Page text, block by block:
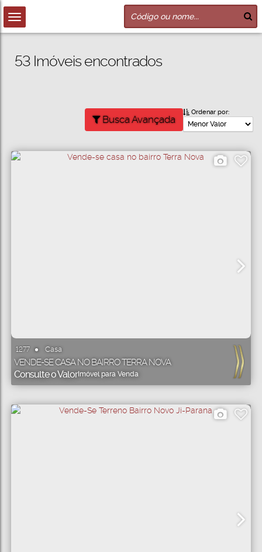
53 Imóveis encontrados
Busca Avançada
Ordenar por:
1277 Casa
Consulte o ValorImóvel para Venda
VENDE-SE CASA NO BAIRRO TERRA NOVA